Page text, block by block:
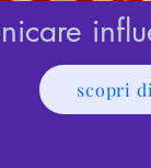
scopri